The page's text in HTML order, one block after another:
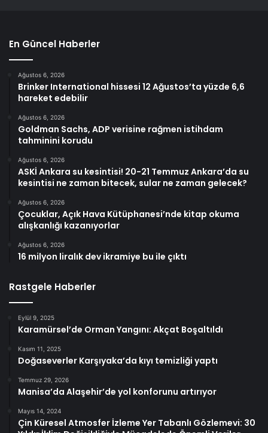
En Güncel Haberler
Ağustos 6, 2026
Brinker International hissesi 12 Ağustos’ta yüzde 6,6
hareket edebilir
Ağustos 6, 2026
Goldman Sachs, ADP verisine rağmen istihdam
tahminini korudu
Ağustos 6, 2026
ASKİ Ankara su kesintisi! 20-21 Temmuz Ankara’da su
kesintisi ne zaman bitecek, sular ne zaman gelecek?
Ağustos 6, 2026
Çocuklar, Açık Hava Kütüphanesi’nde kitap okuma
alışkanlığı kazanıyorlar
Ağustos 6, 2026
16 milyon liralık dev ikramiye bu ile çıktı
Rastgele Haberler
Eylül 9, 2025
Karamürsel’de Orman Yangını: Akçat Boşaltıldı
Kasım 11, 2025
Doğaseverler Karşıyaka’da kıyı temizliği yaptı
Temmuz 29, 2026
Manisa’da Alaşehir’de yol konforunu artırıyor
Mayıs 14, 2024
Çin Küresel Atmosfer İzleme Yer Tabanlı Gözlemevi: 30